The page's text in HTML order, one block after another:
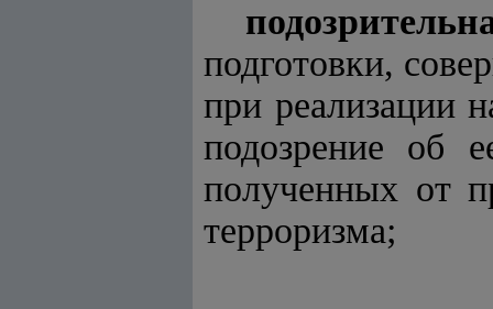
подготовки,
при реализации
подозрение об
полученных от
терроризма;